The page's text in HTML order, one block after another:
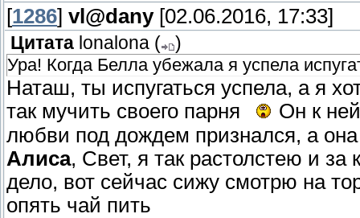
[1286] vl@dany[02.06.2016, 17:33]
Цитата lonalona (
)
Ура! Когда Белла убежала я успела
Наташ, ты испугаться успела, а я
так мучить своего парня
Он к
любви под дождем признался, а
Алиса, Свет, я так растолстею и
дело, вот сейчас сижу смотрю на
опять чай пить